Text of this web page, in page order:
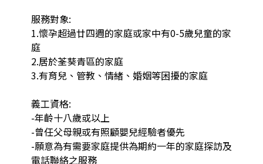
服務對象:
1.懷孕超過廿四週的家庭或家中有0-5歲兒童的家
庭
2.居於荃葵青區的家庭
3.有育兒、管教、情緒、婚姻等困擾的家庭
義工資格:
-年齡十八歲或以上
-曾任父母親或有照顧嬰兒經驗者優先
-願意為有需要家庭提供為期約一年的家庭探訪及
電話聯絡之服務